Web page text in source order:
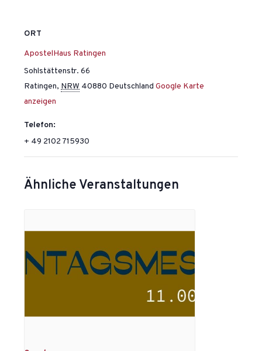
ORT
ApostelHaus Ratingen
Sohlstättenstr. 66
Ratingen, NRW 40880 Deutschland Google Karte
anzeigen
Telefon:
+ 49 2102 715930
Ähnliche Veranstaltungen